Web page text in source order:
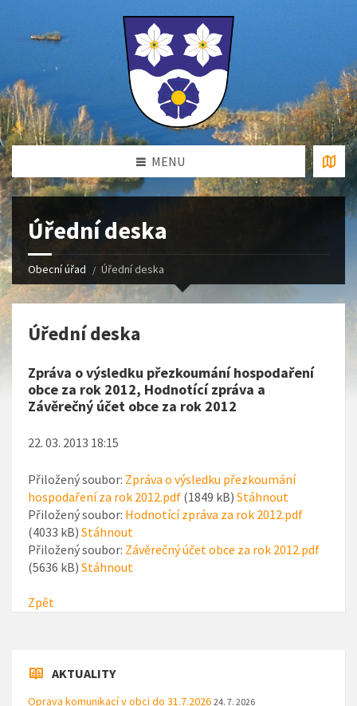
MENU
Úřední deska
Obecní úřad Úřední deska
Úřední deska
Zpráva o výsledku přezkoumání hospodaření
obce za rok 2012, Hodnotící zpráva a
Závěrečný účet obce za rok 2012
22. 03. 2013 18:15
Přiložený soubor: Zpráva o výsledku přezkoumání
hospodaření za rok 2012.pdf (1849 kB) Stáhnout
Přiložený soubor: Hodnotící zpráva za rok 2012.pdf
(4033 kB) Stáhnout
Přiložený soubor: Závěrečný účet obce za rok 2012.pdf
(5636 kB) Stáhnout
Zpět
AKTUALITY
Oprava komunikací v obci do 31.7.2026 24. 7. 2026